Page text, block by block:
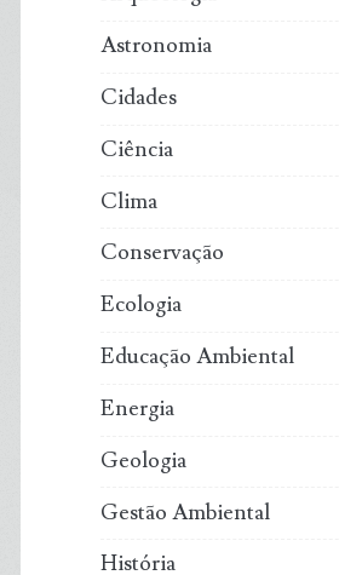
Astronomia
Cidades
Ciência
Clima
Conservação
Ecologia
Educação Ambiental
Energia
Geologia
Gestão Ambiental
História